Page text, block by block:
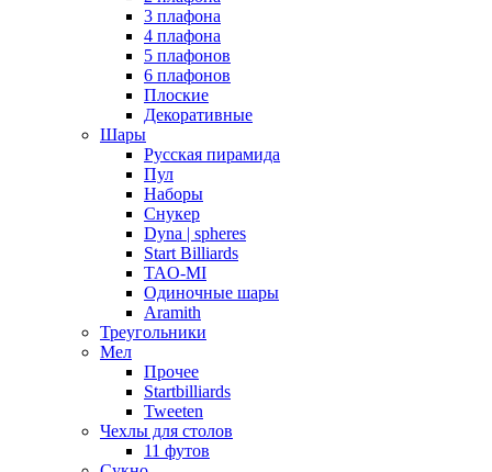
3 плафона
4 плафона
5 плафонов
6 плафонов
Плоские
Декоративные
Шары
Русская пирамида
Пул
Наборы
Снукер
Dyna | spheres
Start Billiards
TAO-MI
Одиночные шары
Aramith
Треугольники
Мел
Прочее
Startbilliards
Tweeten
Чехлы для столов
11 футов